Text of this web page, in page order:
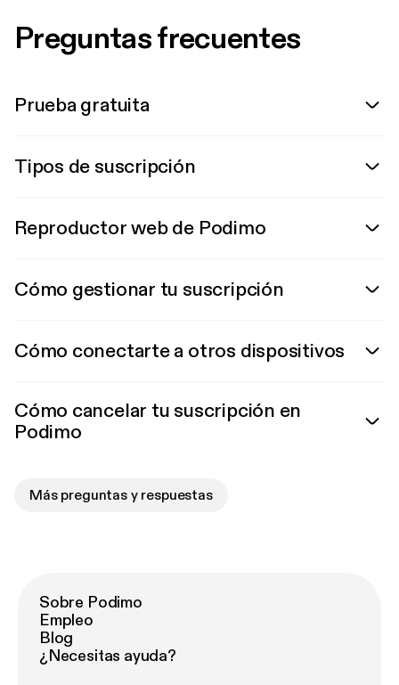
Preguntas frecuentes
Prueba gratuita
Tipos de suscripción
Reproductor web de Podimo
Cómo gestionar tu suscripción
Cómo conectarte a otros dispositivos
Cómo cancelar tu suscripción en
Podimo
Más preguntas y respuestas
Sobre Podimo
Empleo
Blog
¿Necesitas ayuda?